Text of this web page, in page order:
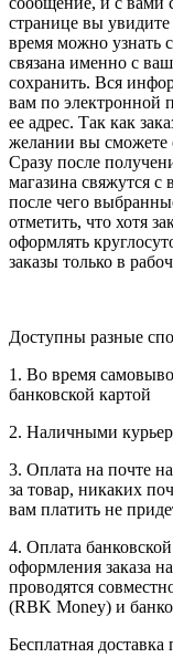
странице вы
время можно узнать
связана именно с
сохранить. Вся
вам по электронной
ее адрес. Так как
желании вы сможете
Сразу после
магазина свяжутся с
после чего
отметить, что хотя
оформлять
заказы только в
Доступны разные
1. Во время
банковской картой
2. Наличными
3. Оплата на почте
за товар, никаких
вам платить не
4. Оплата
оформления заказа
проводятся
(RBK Money) и
Бесплатная